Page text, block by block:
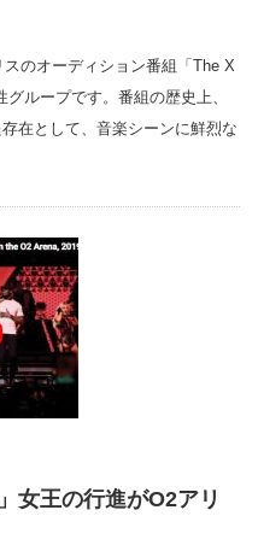
のオーディション番組「The X
ループです。番組の歴史上、
在として、音楽シーンに鮮烈な
女王の行進がO2アリ